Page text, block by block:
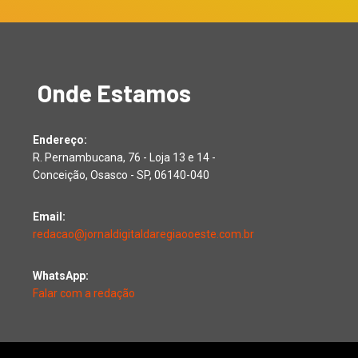
Onde Estamos
Endereço:
R. Pernambucana, 76 - Loja 13 e 14 -
Conceição, Osasco - SP, 06140-040
Email:
redacao@jornaldigitaldaregiaooeste.com.br
WhatsApp:
Falar com a redação